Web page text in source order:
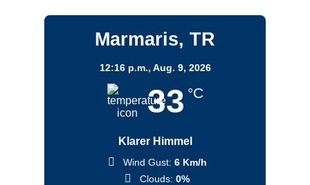
Marmaris, TR
12:16 p.m., Aug. 9, 2026
33 °C
Klarer Himmel
Wind Gust: 6 Km/h
Clouds: 0%